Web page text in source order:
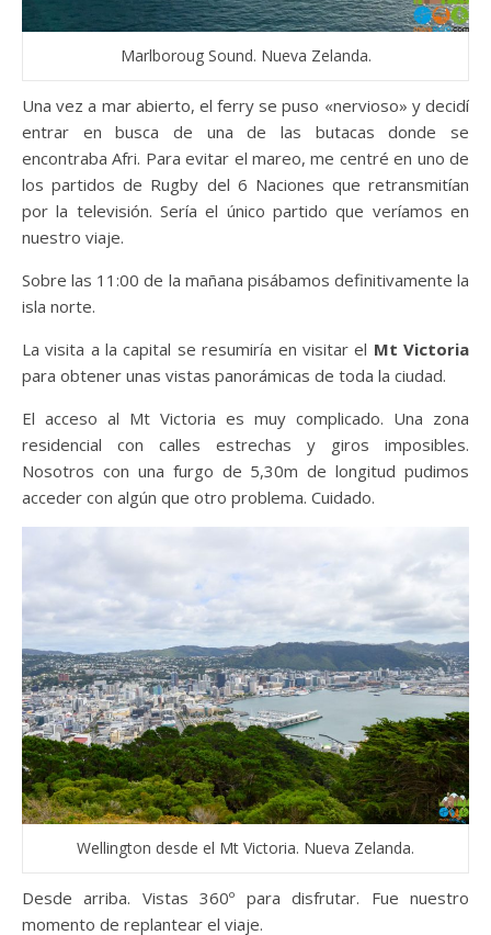
Marlboroug Sound. Nueva Zelanda.
Una vez a mar abierto, el ferry se puso «nervioso» y decidí
entrar en busca de una de las butacas donde se
encontraba Afri. Para evitar el mareo, me centré en uno de
los partidos de Rugby del 6 Naciones que retransmitían
por la televisión. Sería el único partido que veríamos en
nuestro viaje.
Sobre las 11:00 de la mañana pisábamos definitivamente la
isla norte.
La visita a la capital se resumiría en visitar el Mt Victoria
para obtener unas vistas panorámicas de toda la ciudad.
El acceso al Mt Victoria es muy complicado. Una zona
residencial con calles estrechas y giros imposibles.
Nosotros con una furgo de 5,30m de longitud pudimos
acceder con algún que otro problema. Cuidado.
Wellington desde el Mt Victoria. Nueva Zelanda.
Desde arriba. Vistas 360º para disfrutar. Fue nuestro
momento de replantear el viaje.